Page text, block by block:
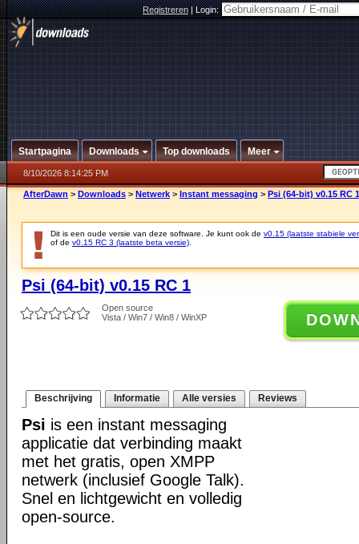
Registreren|Login:
Startpagina Downloads Top downloads Meer
8/10/2026 8:14:25 PM
AfterDawn > Downloads > Netwerk > Instant messaging > Psi (64-bit) v0.15 RC 1
Dit is een oude versie van deze software. Je kunt ook de v0.15 (laatste stabiele
of de v0.15 RC 3 (laatste beta versie)
Psi (64-bit) v0.15 RC 1
Open source
Vista / Win7 / Win8 / WinXP
Beschrijving Informatie Alle versies Reviews
Psi is een instant messaging
applicatie dat verbinding maakt
met het gratis, open XMPP
netwerk (inclusief Google Talk).
Snel en lichtgewicht en volledig
open-source.